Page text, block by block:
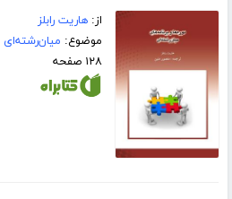
از:هاریت رابلز
موضوع: میان‌رشته‌ای
۱۲۸ صفحه